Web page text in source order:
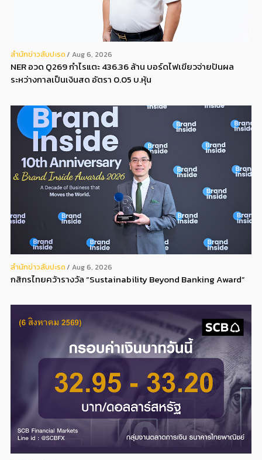
สํานักข่าวสับปะรด Aug 6, 2026
NER อวด Q269 กำไรแตะ 436.36 ล้าน บอร์ดไฟเขียวจ่ายปันผล
ระหว่างกาลเป็นเงินสด อัตรา 0.05 บ.หุ้น
สํานักข่าวสับปะรด Aug 6, 2026
กสิกรไทยคว้ารางวัล “Sustainability Beyond Banking Award”